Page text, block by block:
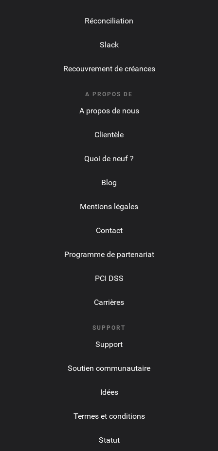
Réconciliation
Slack
Recouvrement de créances
A PROPOS DE
A propos de nous
Clientèle
Quoi de neuf ?
Blog
Mentions légales
Contact
Programme de partenariat
PCI DSS
Carrières
SUPPORT
Support
Soutien communautaire
Idées
Termes et conditions
Statut